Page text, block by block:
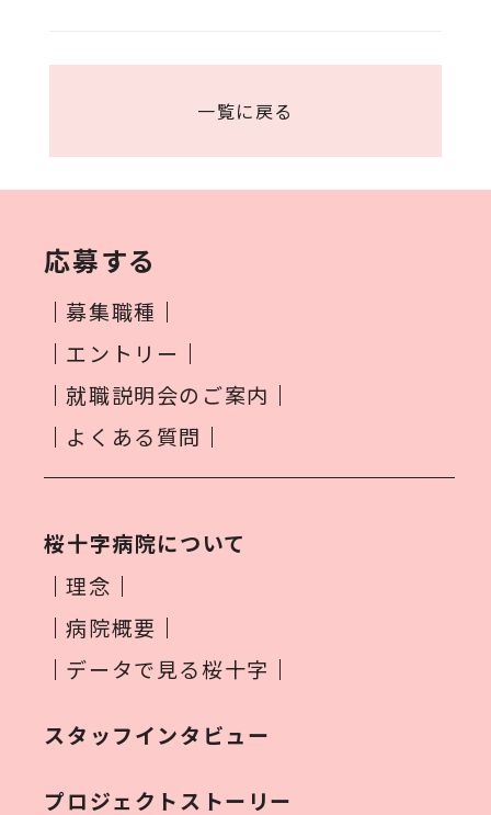
一覧に戻る
応募する
募集職種
エントリー
就職説明会のご案内
よくある質問
桜十字病院について
理念
病院概要
データで見る桜十字
スタッフインタビュー
プロジェクトストーリー